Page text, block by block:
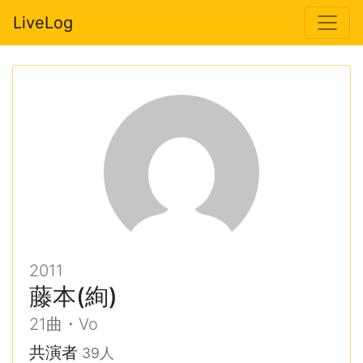
LiveLog
2011
藤本(絢)
21曲・Vo
共演者 39人